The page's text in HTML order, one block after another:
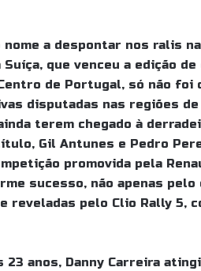
nome a despontar nos ralis
Suíça, que venceu a edição
de Portugal, só não foi
disputadas nas regiões de
terem chegado à
Gil Antunes e Pedro
promovida pela
sucesso, não apenas
reveladas pelo Clio Rally 5,
23 anos, Danny Carreira